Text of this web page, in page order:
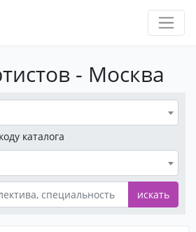
- Москва
каталога
искать